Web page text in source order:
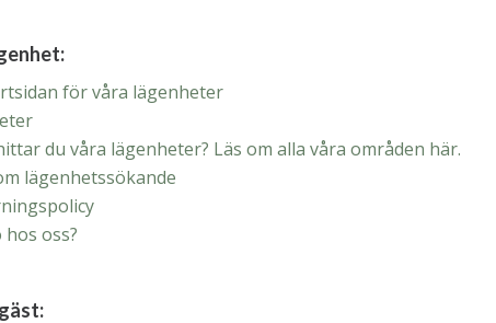
för våra lägenheter
du våra lägenheter? Läs om alla våra områden här.
lägenhetssökande
oss?